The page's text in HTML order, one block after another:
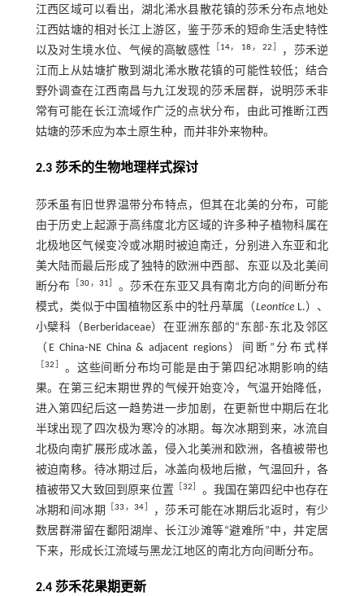
江西区域可以看出，湖北浠水县散花镇的莎禾分布点地处
江西姑塘的相对长江上游区，鉴于莎禾的短命生活史特性
以及对生境水位、气候的高敏感性
14， 18 ，22
，莎禾逆
江而上从姑塘扩散到湖北浠水散花镇的可能性较低；结合
野外调查在江西南昌与九江发现的莎禾居群，说明莎禾非
常有可能在长江流域作广泛的点状分布，由此可推断江西
姑塘的莎禾应为本土原生种，而并非外来物种。
2.3 莎禾的生物地理样式探讨
莎禾虽有旧世界温带分布特点，但其在北美的分布，可能
由于历史上起源于高纬度北方区域的许多种子植物科属在
北极地区气候变冷或冰期时被迫南迁，分别进入东亚和北
美大陆而最后形成了独特的欧洲中西部、东亚以及北美间
断分布
［30， 31
。莎禾在东亚又具有南北方向的间断分布
模式，类似于中国植物区系中的牡丹草属（ LeonticeL.）、
小檗科（Berberidaceae）在亚洲东部的“东部⁃东北及邻区
（E China⁃NE China & adjacent regions）间断”分布式样
［32
。这些间断分布均可能是由于第四纪冰期影响的结
果。在第三纪末期世界的气候开始变冷，气温开始降低，
进入第四纪后这一趋势进一步加剧，在更新世中期后在北
半球出现了四次极为寒冷的冰期。每次冰期到来，冰流自
北极向南扩展形成冰盖，侵入北美洲和欧洲，各植被带也
被迫南移。待冰期过后，冰盖向极地后撤，气温回升，各
植被带又大致回到原来位置 ［32
。我国在第四纪中也存在
冰期和间冰期
［33 ，34
，莎禾可能在冰期后北返时，有少
数居群滞留在鄱阳湖岸、长江沙滩等“避难所”中，并定居
下来，形成长江流域与黑龙江地区的南北方向间断分布。
2.4 莎禾花果期更新